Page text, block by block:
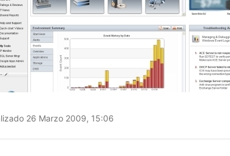
26 Marzo 2009, 15:06